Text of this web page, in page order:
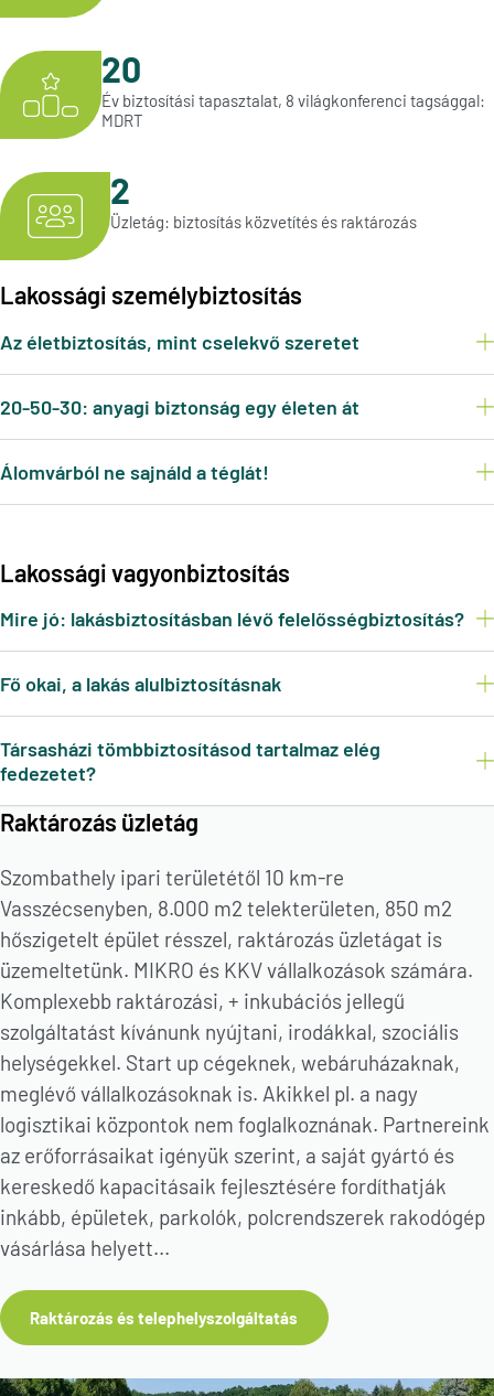
20
Év biztosítási tapasztalat, 8 világkonferenci tagsággal:
MDRT
2
Üzletág: biztosítás közvetítés és raktározás
Lakossági személybiztosítás
Az életbiztosítás, mint cselekvő szeretet
20-50-30: anyagi biztonság egy életen át
Álomvárból ne sajnáld a téglát!
Lakossági vagyonbiztosítás
Mire jó: lakásbiztosításban lévő felelősségbiztosítás?
Fő okai, a lakás alulbiztosításnak
Társasházi tömbbiztosításod tartalmaz elég
fedezetet?
Raktározás üzletág
Szombathely ipari területétől 10 km-re
Vasszécsenyben, 8.000 m2 telekterületen, 850 m2
hőszigetelt épület résszel, raktározás üzletágat is
üzemeltetünk. MIKRO és KKV vállalkozások számára.
Komplexebb raktározási, + inkubációs jellegű
szolgáltatást kívánunk nyújtani, irodákkal, szociális
helységekkel. Start up cégeknek, webáruházaknak,
meglévő vállalkozásoknak is. Akikkel pl. a nagy
logisztikai központok nem foglalkoznának. Partnereink
az erőforrásaikat igényük szerint, a saját gyártó és
kereskedő kapacitásaik fejlesztésére fordíthatják
inkább, épületek, parkolók, polcrendszerek rakodógép
vásárlása helyett...
Raktározás és telephelyszolgáltatás